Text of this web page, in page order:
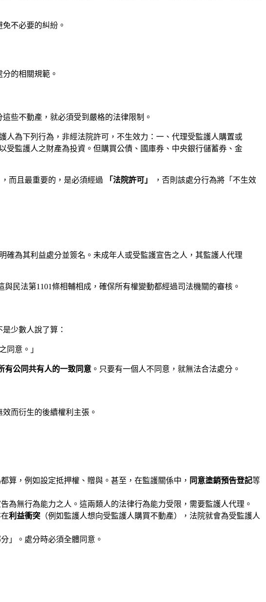
不必要的糾紛。
的相關規範。
些不動產，就必須受到嚴格的法律限制。
人為下列行為，非經法院許可，不生效力：一、代理受監護人購置或
監護人之財產為投資。但購買公債、國庫券、中央銀行儲蓄券、金
，而且最重要的，是必須經過 「法院許可」
，否則該處分行為將「不生效
確為其利益處分並簽名。未成年人或受監護宣告之人，其監護人代理
民法第1101條相輔相成，確保所有權變動都經過司法機關的審核。
少數人說了算：
同意。」
有公同共有人的一致同意 。只要有一個人不同意，就無法合法處分。
而衍生的後續權利主張。
算，例如設定抵押權、贈與。甚至，在監護關係中， 同意塗銷預告登記等
為無行為能力之人。這兩類人的法律行為能力受限，需要監護人代理。
利益衝突 （例如監護人想向受監護人購買不動產），法院就會為受監護人
」。處分時必須全體同意。